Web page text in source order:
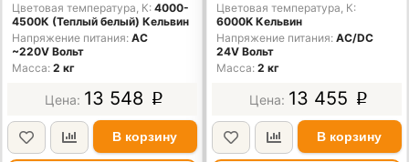
Цветовая температура, К 4000-
4500К (Теплый белый) Кельвин
Напряжение питания AC
~220V Вольт
Масса 2 кг
13 548 p
В корзину
Цветовая температура, К
6000K Кельвин
Напряжение питания AC/DС
24V Вольт
Масса 2 кг
13 455 p
В корзину